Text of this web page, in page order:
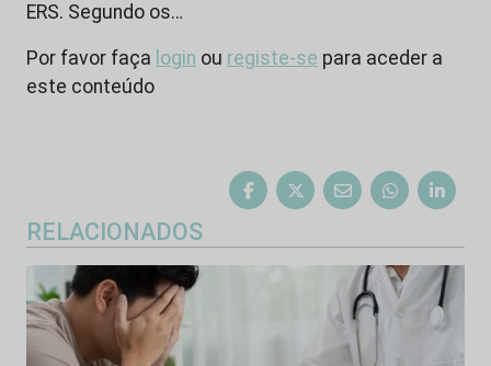
ERS. Segundo os…
Por favor faça login ou registe-se para aceder a
este conteúdo
RELACIONADOS